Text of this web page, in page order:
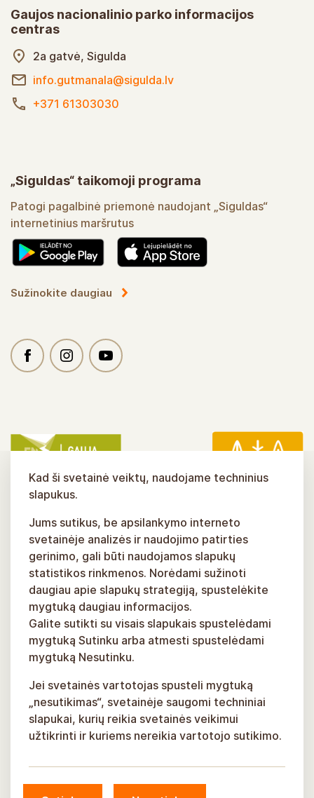
Gaujos nacionalinio parko informacijos
centras
2a gatvė, Sigulda
info.gutmanala@sigulda.lv
+371 61303030
„Siguldas“ taikomoji programa
Patogi pagalbinė priemonė naudojant „Siguldas“
internetinius maršrutus
Sužinokite daugiau
Kad ši svetainė veiktų, naudojame techninius
slapukus.
Jums sutikus, be apsilankymo interneto
svetainėje analizės ir naudojimo patirties
gerinimo, gali būti naudojamos slapukų
statistikos rinkmenos. Norėdami sužinoti
daugiau apie slapukų strategiją, spustelėkite
mygtuką daugiau informacijos.
Galite sutikti su visais slapukais spustelėdami
mygtuką Sutinku arba atmesti spustelėdami
mygtuką Nesutinku.
Jei svetainės vartotojas spusteli mygtuką
„nesutikimas“, svetainėje saugomi techniniai
slapukai, kurių reikia svetainės veikimui
užtikrinti ir kuriems nereikia vartotojo sutikimo.